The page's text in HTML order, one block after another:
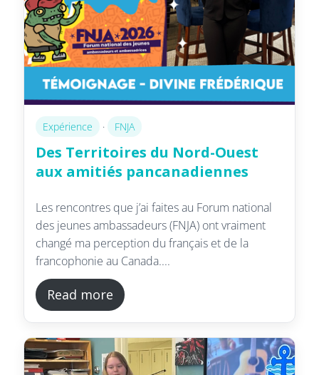
Expérience · FNJA
Des Territoires du Nord-Ouest
aux amitiés pancanadiennes
Les rencontres que j’ai faites au Forum national
des jeunes ambassadeurs (FNJA) ont vraiment
changé ma perception du français et de la
francophonie au Canada....
Read more